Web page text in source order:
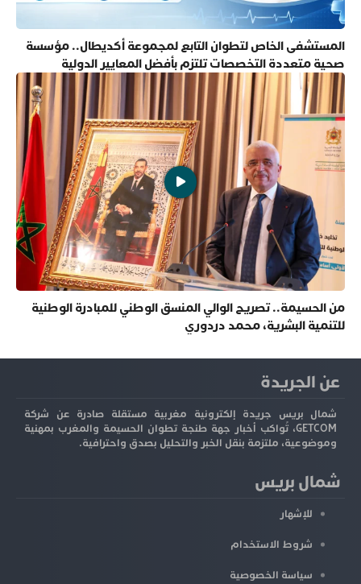
المستشفى الخاص لتطوان التابع لمجموعة أكديطال.. مؤسسة
صحية متعددة التخصصات تلتزم بأفضل المعايير الدولية
من الحسيمة.. تصريح الوالي المنسق الوطني للمبادرة الوطنية
للتنمية البشرية، محمد دردوري
عن الجريدة
شمال بريس جريدة إلكترونية مغربية مستقلة صادرة عن شركة
GETCOM، تُواكب أخبار جهة طنجة تطوان الحسيمة والمغرب بمهنية
وموضوعية، ملتزمة بنقل الخبر والتحليل بصدق واحترافية.
شمال بريس
للإشهار
شروط الاستخدام
سياسة الخصوصية